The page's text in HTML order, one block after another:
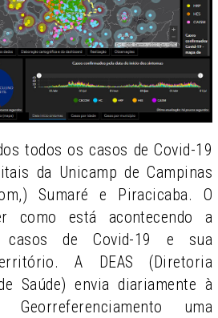
todos os casos de Covid-19
da Unicamp de Campinas
Sumaré e Piracicaba. O
como está acontecendo a
casos de Covid-19 e sua
A DEAS (Diretoria
Saúde) envia diariamente à
Georreferenciamento uma